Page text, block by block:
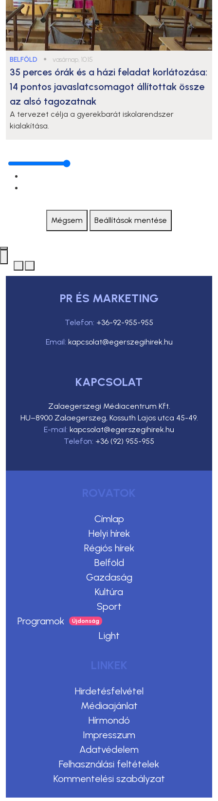
BELFÖLD ● vasárnap, 10:15
35 perces órák és a házi feladat korlátozása:
14 pontos javaslatcsomagot állítottak össze
az alsó tagozatnak
A tervezet célja a gyerekbarát iskolarendszer
kialakítása.
Mégsem Beállítások mentése
PR ÉS MARKETING
Telefon: +36-92-955-955
Email: kapcsolat@egerszegihirek.hu
KAPCSOLAT
Zalaegerszegi Médiacentrum Kft.
HU–8900 Zalaegerszeg, Kossuth Lajos utca 45-49.
E-mail: kapcsolat@egerszegihirek.hu
Telefon: +36 (92) 955-955
ROVATOK
Címlap
Helyi hírek
Régiós hírek
Belföld
Gazdaság
Kultúra
Sport
Programok
Light
LINKEK
Hirdetésfelvétel
Médiaajánlat
Hírmondó
Impresszum
Adatvédelem
Felhasználási feltételek
Kommentelési szabályzat